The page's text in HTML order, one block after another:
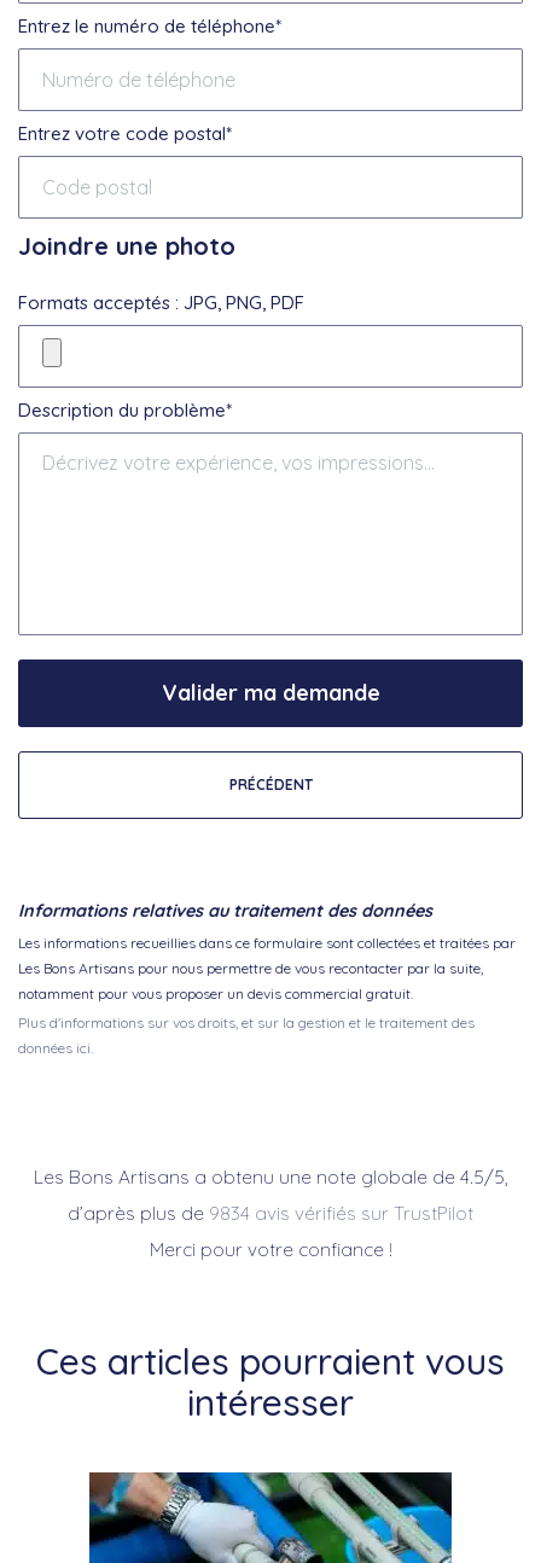
Entrez le numéro de téléphone*
Entrez votre code postal*
Joindre une photo
Formats acceptés : JPG, PNG, PDF
Description du problème*
PRÉCÉDENT
Valider ma demande
Informations relatives au traitement des données
Les informations recueillies dans ce formulaire sont collectées et traitées par
Les Bons Artisans pour nous permettre de vous recontacter par la suite,
notamment pour vous proposer un devis commercial gratuit.
Plus d'informations sur vos droits, et sur la gestion et le traitement des
données ici.
Les Bons Artisans a obtenu une note globale de 4.5/5,
d’après plus de 9834 avis vérifiés sur TrustPilot
Merci pour votre confiance !
Ces articles pourraient vous
intéresser